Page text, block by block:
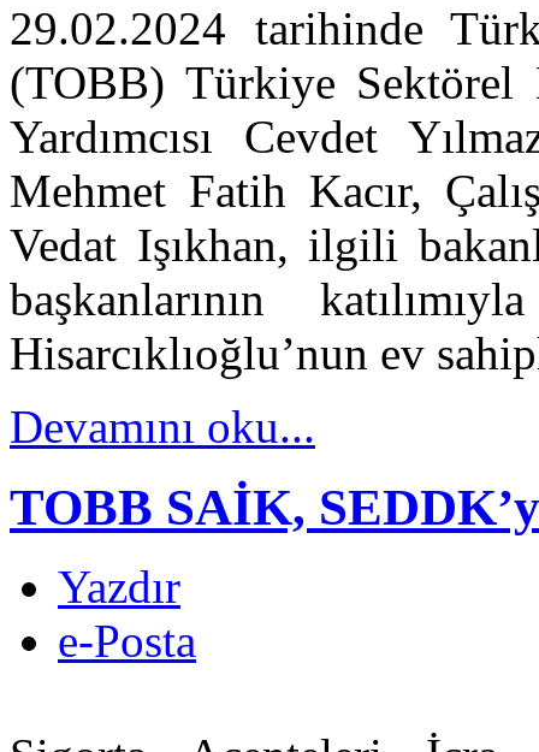
29.02.2024 tarihinde
(TOBB) Türkiye Sektörel
Yardımcısı Cevdet
Mehmet Fatih Kacır,
Vedat Işıkhan, ilgili
başkanlarının
Hisarcıklıoğlu’nun ev
Devamını oku...
TOBB SAİK,
Yazdır
e-Posta